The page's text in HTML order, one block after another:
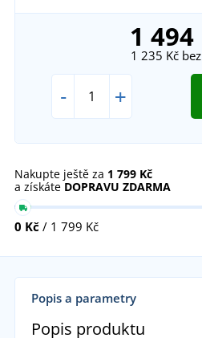
1 494
1 235 Kčbez
- +
Nakupte ještě za 1 799 Kč
a získáte DOPRAVU ZDARMA
0 Kč / 1 799 Kč
Popis a parametry
Popis produktu